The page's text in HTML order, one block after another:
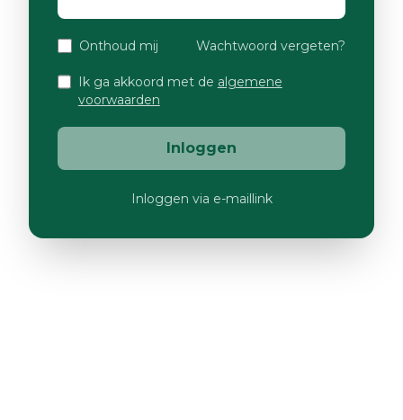
Onthoud mij Wachtwoord vergeten?
Ik ga akkoord met de algemene
voorwaarden
Inloggen
Inloggen via e-maillink